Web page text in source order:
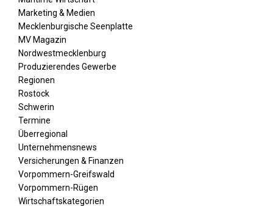
Marketing & Medien
Mecklenburgische Seenplatte
MV Magazin
Nordwestmecklenburg
Produzierendes Gewerbe
Regionen
Rostock
Schwerin
Termine
Überregional
Unternehmensnews
Versicherungen & Finanzen
Vorpommern-Greifswald
Vorpommern-Rügen
Wirtschaftskategorien